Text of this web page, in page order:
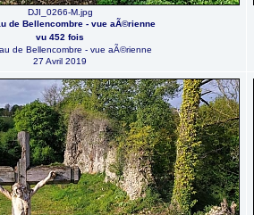
DJI_0266-M.jpg
de Bellencombre - vue aÃ©rienne
vu 452 fois
de Bellencombre - vue aÃ©rienne
27 Avril 2019